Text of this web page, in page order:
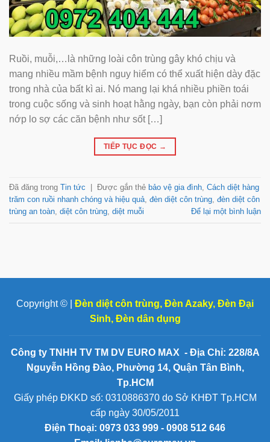
Ruồi, muỗi,…là những loài côn trùng gây khó chịu và
mang nhiều mầm bệnh nguy hiểm có thể xuất hiện dày đặc
trong nhà của bất kì ai. Nó mang lại khá nhiều phiền toái
trong cuộc sống và sinh hoạt hằng ngày, bạn còn phải nơm
nớp lo sợ các căn bệnh như sốt […]
TIẾP TỤC ĐỌC →
Đã đăng trong Tin tức Được gắn thẻ bảo vệ gia đình, Cách diệt hàng
trăm con ruồi nhanh chóng và hiệu quả, đèn diệt côn trùng, đèn diệt côn
trùng an toàn, diệt côn trùng, diệt muỗi Để lại một bình luận
Copyright © | Đèn diệt côn trùng, Đèn Azaky, Đèn Đại
Sinh, Đèn dân dụng
Công ty TNHH TV TM DV EURO MAX - Địa Chỉ: 228/8A
Nguyễn Hồng Đào, Phường 14, Quận Tân Bình,
Tp.HCM
Giấy phép ĐKKD số: 0310886370 do Sở KHĐT Tp.HCM
cấp ngày 30/05/2011
Điện Thoại: 0973 033 999 - 0908 512 646